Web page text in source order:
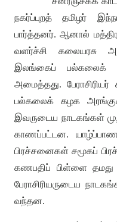
நகர்ப்புறத் தமிழர்
பார்த்தனர்.ஆனால்
வளர்ச்சி கலையரசு
இலங்கைப் பல்கலைக்
அமைத்தது.
பல்கலைக் கழக
இவருடைய நாடகங்கள்
காணப்பட்டன.
பிரச்சனைகள் சமூகப்
கணபதிப் பிள்ளை தமது
பேராசிரியருடைய
வந்தன.